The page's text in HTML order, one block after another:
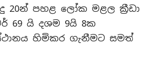
20න් පහළ ලෝක මළල ක්‍රීඩා
69 යි දශම 9යි 8ක
හිමිකර ගැනීමට සමත්